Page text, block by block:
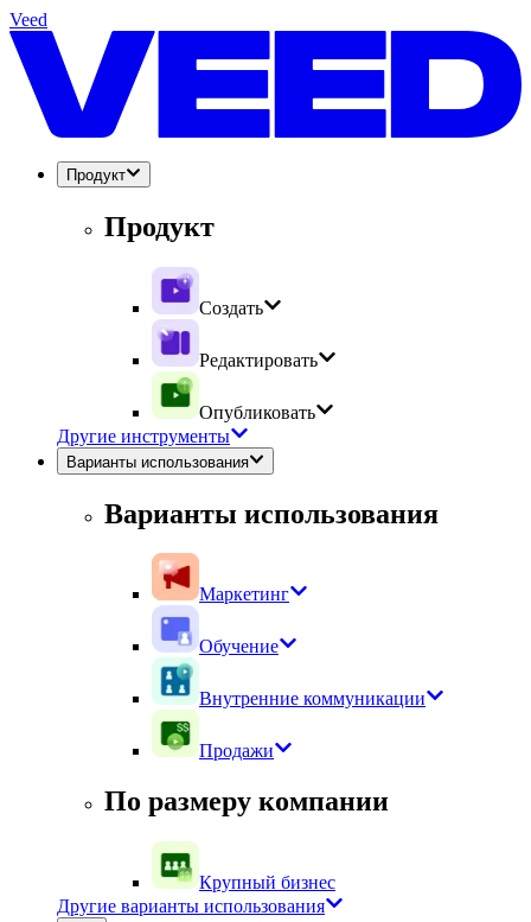
Veed
Продукт
Продукт
Создать
Редактировать
Опубликовать
Другие инструменты
Варианты использования
Варианты использования
Маркетинг
Обучение
Внутренние коммуникации
Продажи
По размеру компании
Крупный бизнес
Другие варианты использования